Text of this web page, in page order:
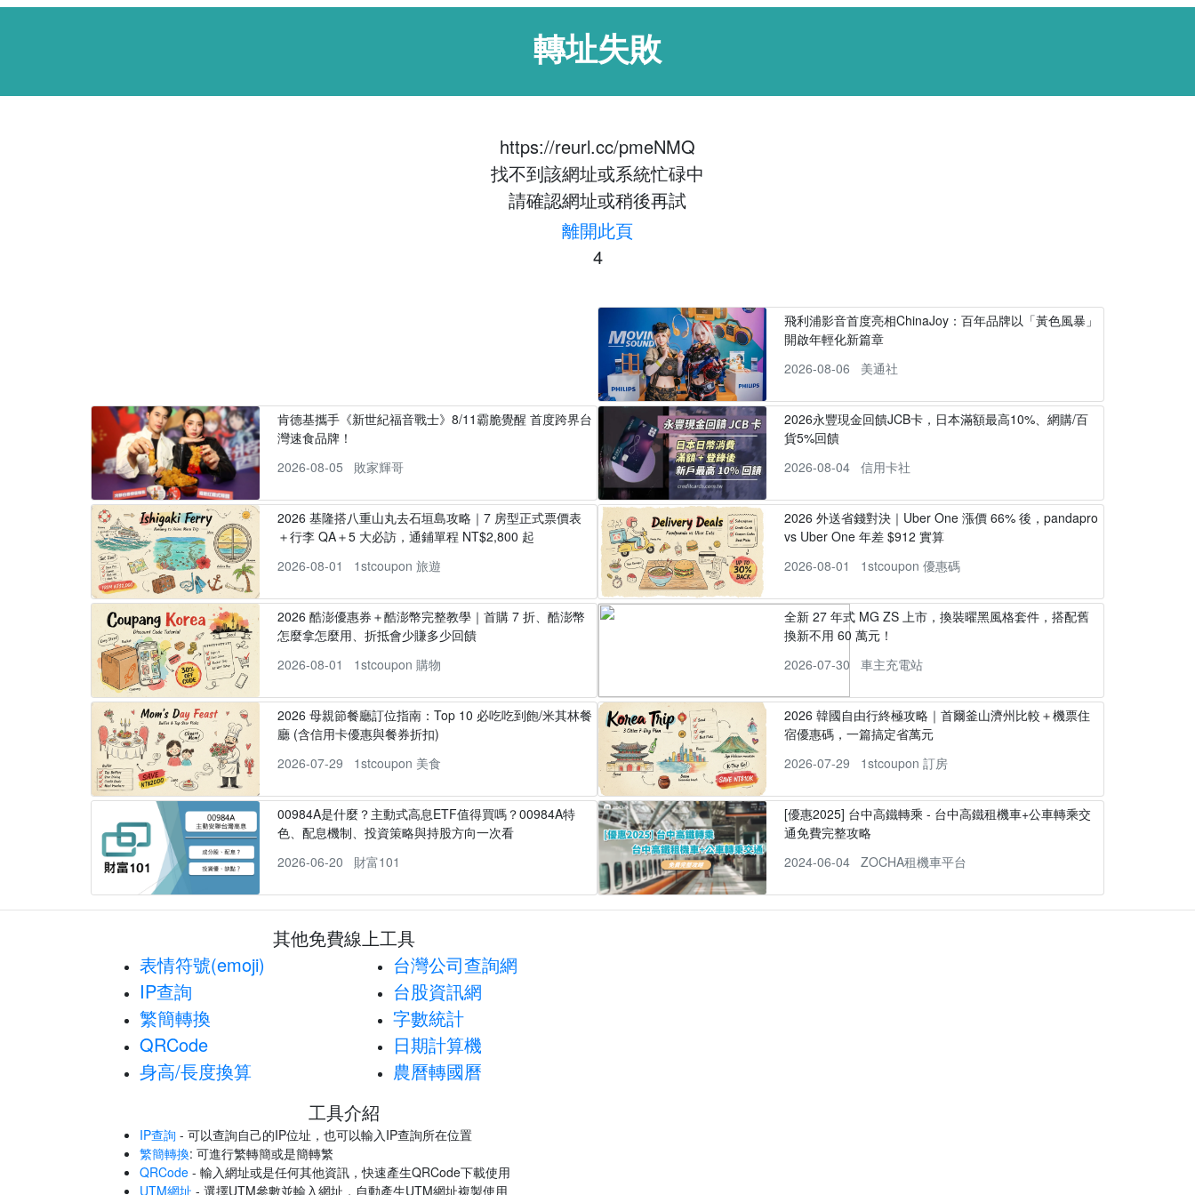
轉址失敗
https://reurl.cc/pmeNMQ
找不到該網址或系統忙碌中
請確認網址或稍後再試
離開此頁
3
飛利浦影音首度亮相ChinaJoy：百年品牌以「黃色風暴」
開啟年輕化新篇章
2026-08-06
美通社
肯德基攜手《新世紀福音戰士》8/11霸脆覺醒 首度跨界台
灣速食品牌！
2026-08-05
敗家輝哥
2026永豐現金回饋JCB卡，日本滿額最高10%、網購/百
貨5%回饋
2026-08-04
信用卡社
2026 基隆搭八重山丸去石垣島攻略｜7 房型正式票價表
＋行李 QA＋5 大必訪，通鋪單程 NT$2,800 起
2026-08-01
1stcoupon 旅遊
2026 外送省錢對決｜Uber One 漲價 66% 後，pandapro
vs Uber One 年差 $912 實算
2026-08-01
1stcoupon 優惠碼
2026 酷澎優惠券＋酷澎幣完整教學｜首購 7 折、酷澎幣
怎麼拿怎麼用、折抵會少賺多少回饋
2026-08-01
1stcoupon 購物
全新 27 年式 MG ZS 上市，換裝曜黑風格套件，搭配舊
換新不用 60 萬元！
2026-07-30
車主充電站
2026 母親節餐廳訂位指南：Top 10 必吃吃到飽/米其林餐
廳 (含信用卡優惠與餐券折扣)
2026-07-29
1stcoupon 美食
2026 韓國自由行終極攻略｜首爾釜山濟州比較＋機票住
宿優惠碼，一篇搞定省萬元
2026-07-29
1stcoupon 訂房
00984A是什麼？主動式高息ETF值得買嗎？00984A特
色、配息機制、投資策略與持股方向一次看
2026-06-20
財富101
[優惠2025] 台中高鐵轉乘 - 台中高鐵租機車+公車轉乘交
通免費完整攻略
2024-06-04
ZOCHA租機車平台
其他免費線上工具
表情符號(emoji)
IP查詢
繁簡轉換
QRCode
身高/長度換算
台灣公司查詢網
台股資訊網
字數統計
日期計算機
農曆轉國曆
工具介紹
IP查詢 - 可以查詢自己的IP位址，也可以輸入IP查詢所在位置
繁簡轉換: 可進行繁轉簡或是簡轉繁
QRCode - 輸入網址或是任何其他資訊，快速產生QRCode下載使用
UTM網址 - 選擇UTM參數並輸入網址，自動產生UTM網址複製使用